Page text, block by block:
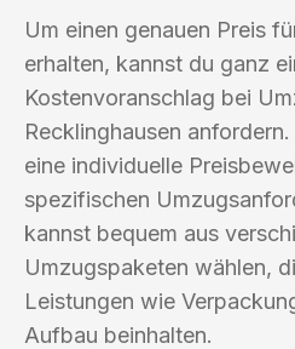
Um einen genauen Preis
erhalten, kannst du ganz
Kostenvoranschlag bei
Recklinghausen
eine individuelle
spezifischen
kannst bequem aus
Umzugspaketen wählen,
Leistungen wie
Aufbau beinhalten.